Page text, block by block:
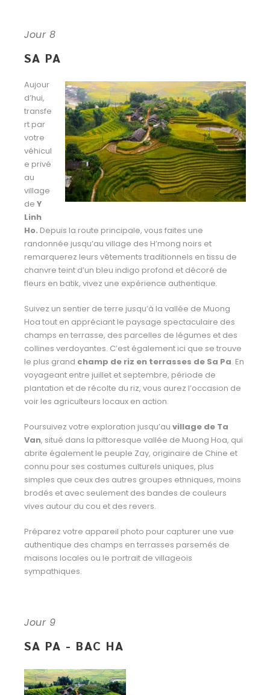
Jour 8
SA PA
Aujour
d’hui,
transfe
rt par
votre
véhicul
e privé
au
village
de Y
Linh
Ho. Depuis la route principale, vous faites une
randonnée jusqu’au village des H’mong noirs et
remarquerez leurs vêtements traditionnels en tissu de
chanvre teint d’un bleu indigo profond et décoré de
fleurs en batik, vivez une expérience authentique.
Suivez un sentier de terre jusqu’à la vallée de Muong
Hoa tout en appréciant le paysage spectaculaire des
champs en terrasse, des parcelles de légumes et des
collines verdoyantes. C’est également ici que se trouve
le plus grand champ de riz en terrasses de Sa Pa. En
voyageant entre juillet et septembre, période de
plantation et de récolte du riz, vous aurez l’occasion de
voir les agriculteurs locaux en action.
Poursuivez votre exploration jusqu’au village de Ta
Van, situé dans la pittoresque vallée de Muong Hoa, qui
abrite également le peuple Zay, originaire de Chine et
connu pour ses costumes culturels uniques, plus
simples que ceux des autres groupes ethniques, moins
brodés et avec seulement des bandes de couleurs
vives autour du cou et des revers.
Préparez votre appareil photo pour capturer une vue
authentique des champs en terrasses parsemés de
maisons locales ou le portrait de villageois
sympathiques.
Jour 9
SA PA - BAC HA